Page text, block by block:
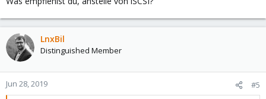
LnxBil
Distinguished Member
Jun 28, 2019 #5